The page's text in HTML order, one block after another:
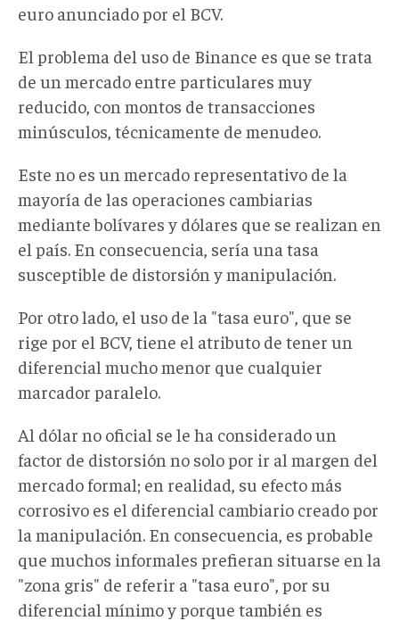
euro anunciado por el BCV.
El problema del uso de Binance es que se trata
de un mercado entre particulares muy
reducido, con montos de transacciones
minúsculos, técnicamente de menudeo.
Este no es un mercado representativo de la
mayoría de las operaciones cambiarias
mediante bolívares y dólares que se realizan en
el país. En consecuencia, sería una tasa
susceptible de distorsión y manipulación.
Por otro lado, el uso de la "tasa euro", que se
rige por el BCV, tiene el atributo de tener un
diferencial mucho menor que cualquier
marcador paralelo.
Al dólar no oficial se le ha considerado un
factor de distorsión no solo por ir al margen del
mercado formal; en realidad, su efecto más
corrosivo es el diferencial cambiario creado por
la manipulación. En consecuencia, es probable
que muchos informales prefieran situarse en la
"zona gris" de referir a "tasa euro", por su
diferencial mínimo y porque también es